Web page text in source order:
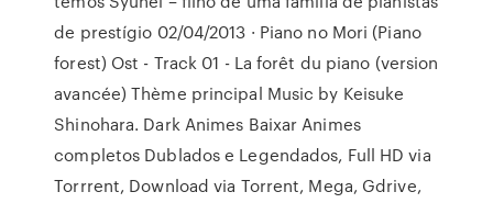
de prestígio 02/04/2013 · Piano no Mori (Piano
forest) Ost - Track 01 - La forêt du piano (version
avancée) Thème principal Music by Keisuke
Shinohara. Dark Animes Baixar Animes
completos Dublados e Legendados, Full HD via
Torrrent, Download via Torrent, Mega, Gdrive,